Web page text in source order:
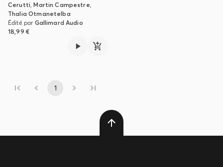
Cerutti,Martin Campestre,
Thalia Otmanetelba
Édité par Gallimard Audio
18,99 €
1